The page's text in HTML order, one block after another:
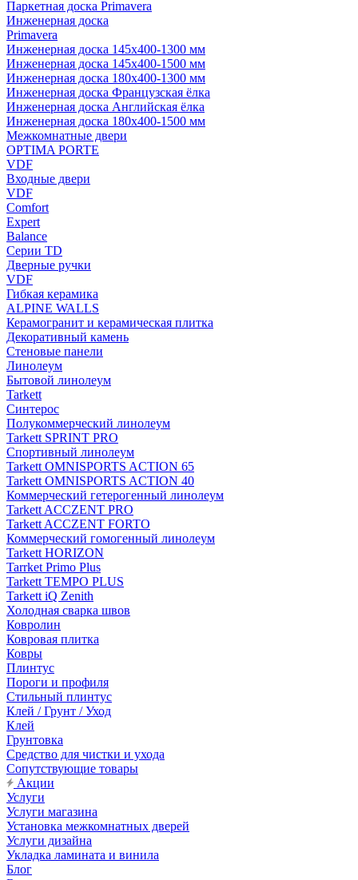
Паркетная доска Primavera
Инженерная доска
Primavera
Инженерная доска 145x400-1300 мм
Инженерная доска 145x400-1500 мм
Инженерная доска 180x400-1300 мм
Инженерная доска Французская ёлка
Инженерная доска Английская ёлка
Инженерная доска 180x400-1500 мм
Межкомнатные двери
OPTIMA PORTE
VDF
Входные двери
VDF
Comfort
Expert
Balance
Серии TD
Дверные ручки
VDF
Гибкая керамика
ALPINE WALLS
Керамогранит и керамическая плитка
Декоративный камень
Стеновые панели
Линолеум
Бытовой линолеум
Tarkett
Синтерос
Полукоммерческий линолеум
Tarkett SPRINT PRO
Спортивный линолеум
Tarkett OMNISPORTS ACTION 65
Tarkett OMNISPORTS ACTION 40
Коммерческий гетерогенный линолеум
Tarkett ACCZENT PRO
Tarkett ACCZENT FORTO
Коммерческий гомогенный линолеум
Tarkett HORIZON
Tarrket Primo Plus
Tarkett TEMPO PLUS
Tarkett iQ Zenith
Холодная сварка швов
Ковролин
Ковровая плитка
Ковры
Плинтус
Пороги и профиля
Стильный плинтус
Клей / Грунт / Уход
Клей
Грунтовка
Средство для чистки и ухода
Сопутствующие товары
Акции
Услуги
Услуги магазина
Установка межкомнатных дверей
Услуги дизайна
Укладка ламината и винила
Блог